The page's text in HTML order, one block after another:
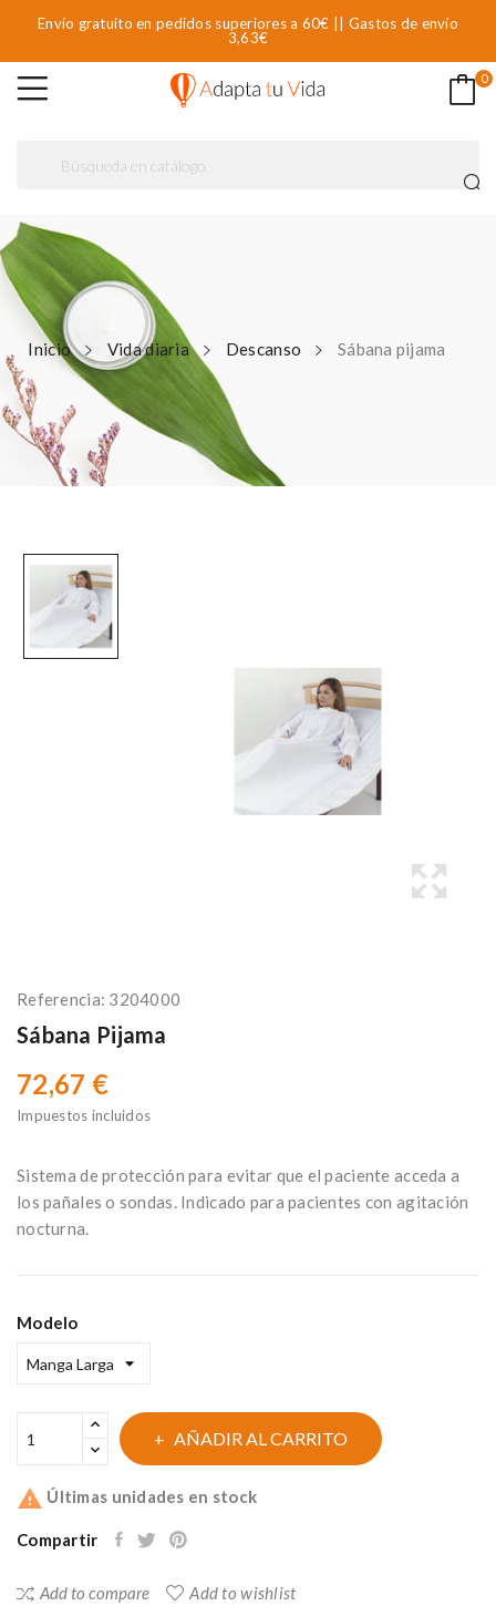
Envío gratuito en pedidos superiores a 60€ || Gastos de envío
3,63€
0
Inicio Vida diaria Descanso Sábana pijama
Referencia: 3204000
Sábana Pijama
72,67 €
Impuestos incluidos
Sistema de protección para evitar que el paciente acceda a
los pañales o sondas. Indicado para pacientes con agitación
nocturna.
Modelo
AÑADIR AL CARRITO
 Últimas unidades en stock
Compartir
Add to compare Add to wishlist